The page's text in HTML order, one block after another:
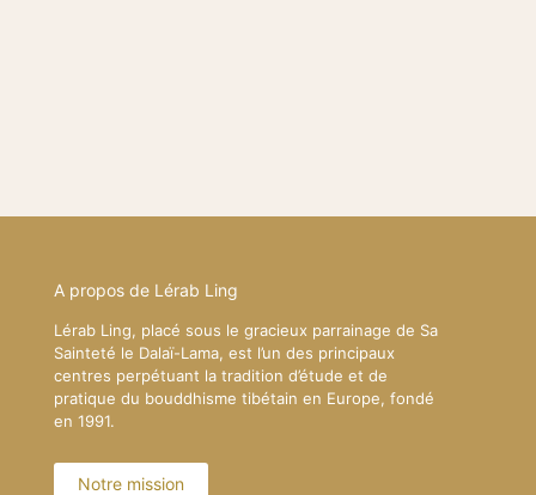
A propos de Lérab Ling
Lérab Ling, placé sous le gracieux parrainage de Sa
Sainteté le Dalaï-Lama, est l’un des principaux
centres perpétuant la tradition d’étude et de
pratique du bouddhisme tibétain en Europe, fondé
en 1991.
Notre mission